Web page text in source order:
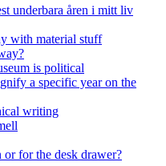
underbara åren i mitt liv
with material stuff
is political
a specific year on the
writing
for the desk drawer?